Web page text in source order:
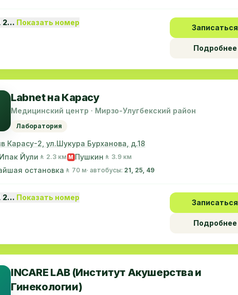
2… Показать номер
Записаться
Подробнее
Labnet на Карасу
Медицинский центр · Мирзо-Улугбекский район
Лаборатория
Карасу-2, ул.Шукура Бурханова, д.18
Йули 🚶 2.3 км M Пушкин 🚶 3.9 км
остановка 🚶 70 м· автобусы: 21, 25, 49
2… Показать номер
Записаться
Подробнее
INCARE LAB (Институт Акушерства и
Гинекологии)